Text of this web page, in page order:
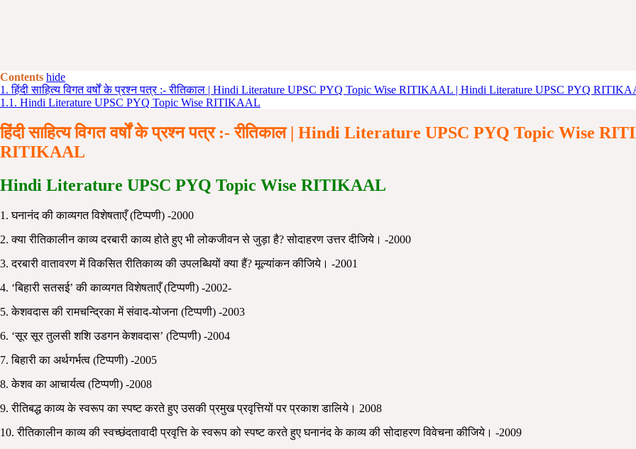
Contents hide
1. हिंदी साहित्य विगत वर्षों के प्रश्न पत्र :- रीतिकाल | Hindi Literature UPSC PYQ Topic Wise RITIKAAL | Hindi Literature UPSC PYQ
1.1. Hindi Literature UPSC PYQ Topic Wise RITIKAAL
हिंदी साहित्यविगत वर्षों के प्रश्न पत्र :- रीतिकाल | Hindi Literature UPSC PYQ Topic Wise
RITIKAAL
Hindi Literature UPSC PYQ Topic Wise RITIKAAL
1. घनानंद की काव्यगत विशेषताएँ (टिप्पणी) -2000
2. क्या रीतिकालीन काव्य दरबारी काव्य होते हुए भी लोकजीवन से जुड़ा है? सोदाहरण उत्तर दीजिये। -2000
3. दरबारी वातावरण में विकसित रीतिकाव्य की उपलब्धियों क्या हैं? मूल्यांकन कीजिये। -2001
4. ‘बिहारी सतसई’ की काव्यगत विशेषताएँ (टिप्पणी) -2002-
5. केशवदास की रामचन्द्रिका में संवाद-योजना (टिप्पणी) -2003
6. ‘सूर सूर तुलसी शशि उडगन केशवदास’ (टिप्पणी) -2004
7. बिहारी का अर्थगर्भत्व (टिप्पणी) -2005
8. केशव का आचार्यत्व (टिप्पणी) -2008
9. रीतिबद्ध काव्य के स्वरूप का स्पष्ट करते हुए उसकी प्रमुख प्रवृत्तियों पर प्रकाश डालिये। 2008
10. रीतिकालीन काव्य की स्वच्छंदतावादी प्रवृत्ति के स्वरूप को स्पष्ट करते हुए घनानंद के काव्य की सोदाहरण विवेचना कीजिये। -2009